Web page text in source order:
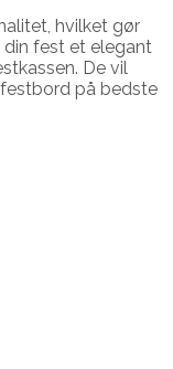
hvilket gør
din fest et elegant
De vil
på bedste